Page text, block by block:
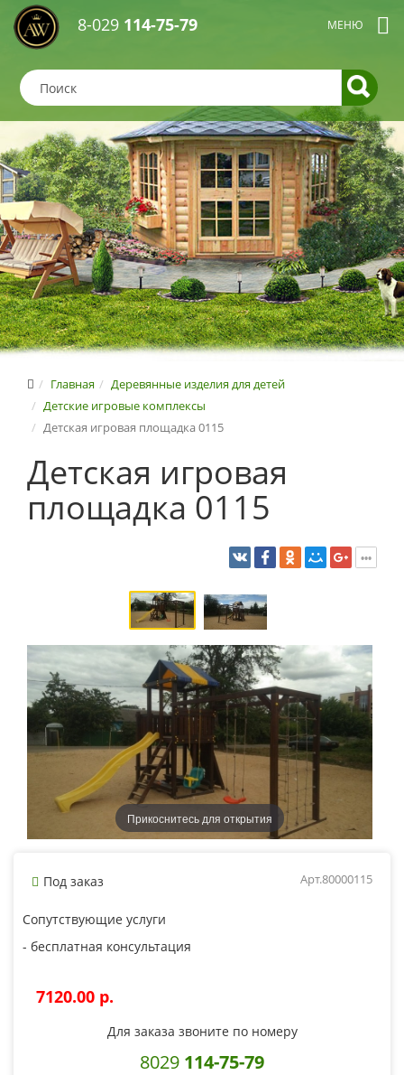
8-029 114-75-79
Главная
Деревянные изделия для детей
Детские игровые комплексы
Детская игровая площадка 0115
Детская игровая
площадка 0115
Прикоснитесь для открытия
Под заказ Арт.80000115
Сопутствующие услуги
- бесплатная консультация
7120.00 p.
Для заказа звоните по номеру
8029 114-75-79